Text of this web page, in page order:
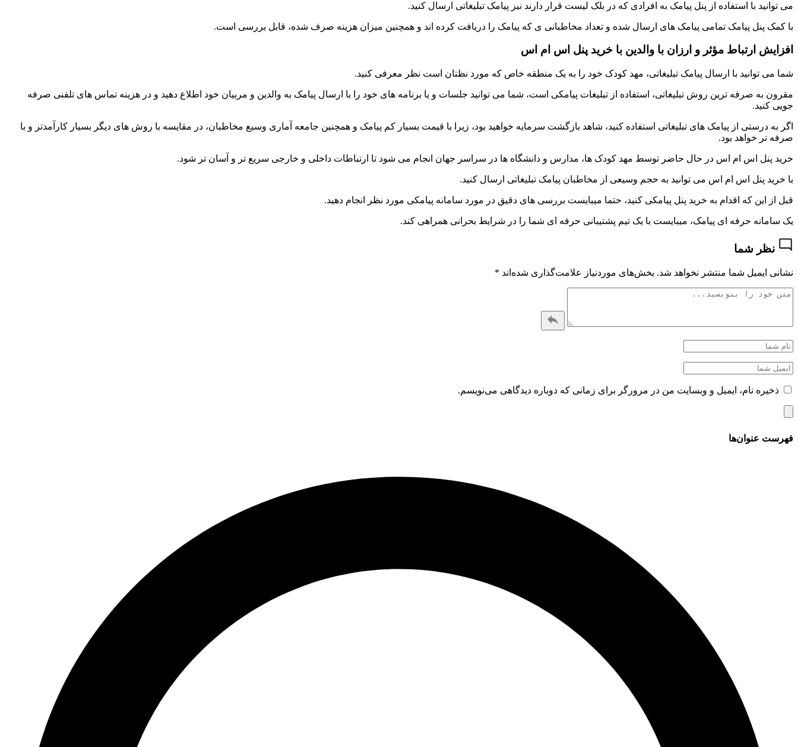
می توانید با استفاده از پنل پیامک به افرادی که در بلک لیست قرار دارند نیز پیامک تبلیغاتی ارسال کنید.
با کمک پنل پیامک تمامی پیامک های ارسال شده و تعداد مخاطبانی ی که پیامک را دریافت کرده اند و همچنین میزان هزینه صرف شده، قابل بررسی است.
افزایش ارتباط مؤثر و ارزان با والدین با خرید پنل اس ام اس
شما می توانید با ارسال پیامک تبلیغاتی، مهد کودک خود را به یک منطقه خاص که مورد نظتان است نظر معرفی کنید.
مقرون به صرفه ترین روش تبلیغاتی، استفاده از تبلیغات پیامکی است، شما می توانید جلسات و یا برنامه های خود را با ارسال پیامک به والدین و مربیان خود اطلاع دهید و در هزینه تماس های تلفنی صرفه
جویی کنید.
اگر به درستی از پیامک های تبلیغاتی استفاده کنید، شاهد بازگشت سرمایه خواهید بود، زیرا با قیمت بسیار کم پیامک و همچنین جامعه آماری وسیع مخاطبان، در مقایسه با روش های دیگر بسیار کارآمدتر و با
صرفه تر خواهد بود.
خرید پنل اس ام اس در حال حاضر توسط مهد کودک ها، مدارس و دانشگاه ها در سراسر جهان انجام می شود تا ارتباطات داخلی و خارجی سریع تر و آسان تر شود.
با خرید پنل اس ام اس می توانید به حجم وسیعی از مخاطبان پیامک تبلیغاتی ارسال کنید.
قبل از این که اقدام به خرید پنل پیامکی کنید، حتما میبایست بررسی های دقیق در مورد سامانه پیامکی مورد نظر انجام دهید.
یک سامانه حرفه ای پیامک، میبایست با یک تیم پشتیبانی حرفه ای شما را در شرایط بحرانی همراهی کند.
نظر شما
نشانی ایمیل شما منتشر نخواهد شد. بخش‌های موردنیاز علامت‌گذاری شده‌اند *
ذخیره نام، ایمیل و وبسایت من در مرورگر برای زمانی که دوباره دیدگاهی می‌نویسم.
فهرست عنوان‌ها